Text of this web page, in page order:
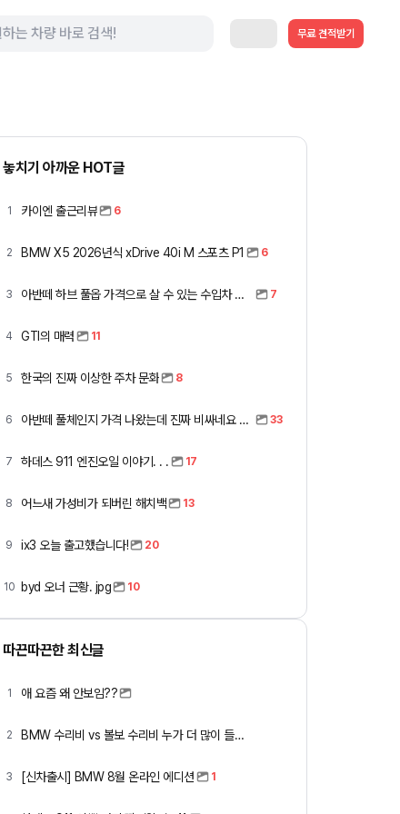
무료 견적받기
놓치기 아까운 HOT글
1 카이엔 출근리뷰 6
2 BMW X5 2026년식 xDrive 40i M 스포츠 P1 6
3 아반떼 하브 풀옵 가격으로 살 수 있는 수입차 모아봤습니다 (중고 포함) 7
4 GTI의 매력 11
5 한국의 진짜 이상한 주차 문화 8
6 아반떼 풀체인지 가격 나왔는데 진짜 비싸네요 ㅎㅎ 33
7 하데스 911 엔진오일 이야기. . . 17
8 어느새 가성비가 되버린 해치백 13
9 ix3 오늘 출고했습니다! 20
10 byd 오너 근황. jpg 10
따끈따끈한 최신글
1 애 요즘 왜 안보임??
2 BMW 수리비 vs 볼보 수리비 누가 더 많이 들까요 ㅎ
3 [신차출시] BMW 8월 온라인 에디션 1